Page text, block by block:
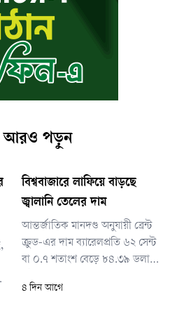
আরও পড়ুন
বিশ্ববাজারে লাফিয়ে বাড়ছে
জ্বালানি তেলের দাম
আন্তর্জাতিক মানদণ্ড অনুযায়ী ব্রেন্ট
ক্রুড-এর দাম ব্যারেলপ্রতি ৬২ সেন্ট
বা ০.৭ শতাংশ বেড়ে ৮৪.৩৯ ডলারে
কারণে ব্রেন্ট ক্রুডের দাম তিন
৪ দিন আগে